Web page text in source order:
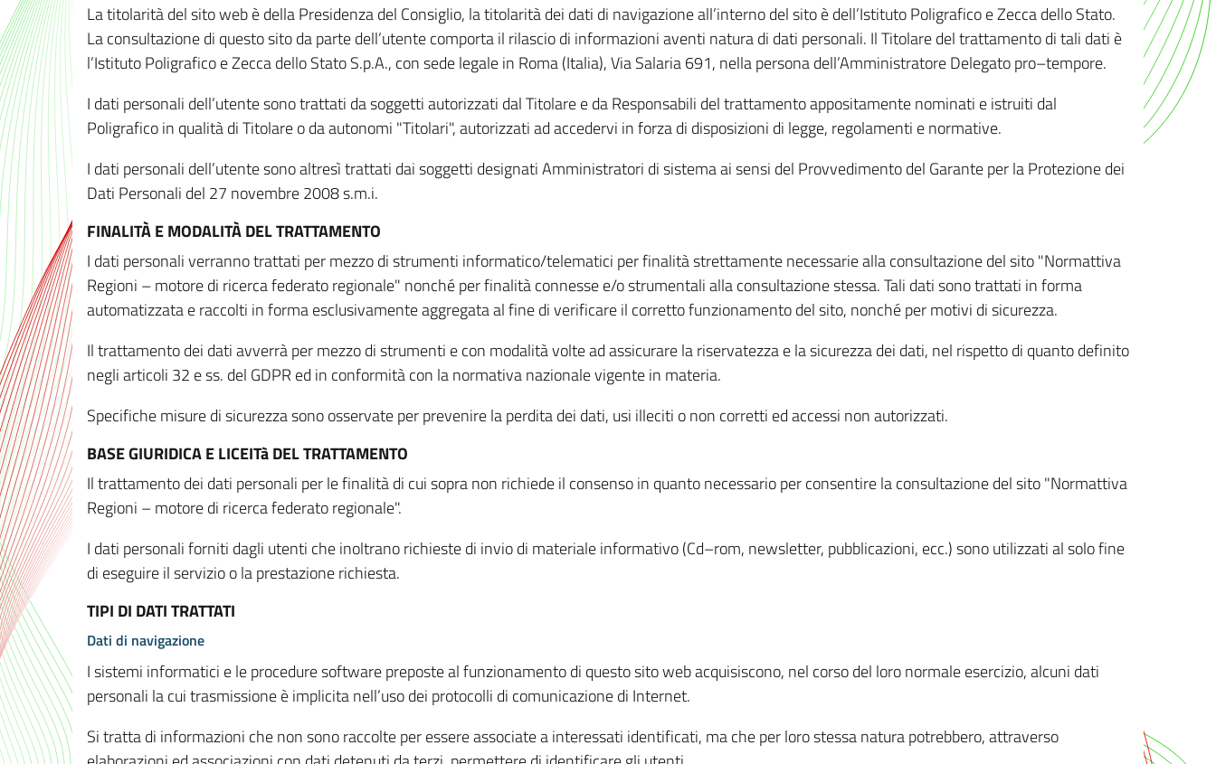
La titolarità del sito web è della Presidenza del Consiglio, la titolarità dei dati di navigazione all’interno del sito è dell’Istituto Poligrafico e Zecca dello Stato.
La consultazione di questo sito da parte dell’utente comporta il rilascio di informazioni aventi natura di dati personali. Il Titolare del trattamento di tali dati è
l’Istituto Poligrafico e Zecca dello Stato S.p.A., con sede legale in Roma (Italia), Via Salaria 691, nella persona dell’Amministratore Delegato pro–tempore.
I dati personali dell’utente sono trattati da soggetti autorizzati dal Titolare e da Responsabili del trattamento appositamente nominati e istruiti dal
Poligrafico in qualità di Titolare o da autonomi "Titolari", autorizzati ad accedervi in forza di disposizioni di legge, regolamenti e normative.
I dati personali dell’utente sono altresì trattati dai soggetti designati Amministratori di sistema ai sensi del Provvedimento del Garante per la Protezione dei
Dati Personali del 27 novembre 2008 s.m.i.
FINALITÀ E MODALITÀ DEL TRATTAMENTO
I dati personali verranno trattati per mezzo di strumenti informatico/telematici per finalità strettamente necessarie alla consultazione del sito "Normattiva
Regioni – motore di ricerca federato regionale" nonché per finalità connesse e/o strumentali alla consultazione stessa. Tali dati sono trattati in forma
automatizzata e raccolti in forma esclusivamente aggregata al fine di verificare il corretto funzionamento del sito, nonché per motivi di sicurezza.
Il trattamento dei dati avverrà per mezzo di strumenti e con modalità volte ad assicurare la riservatezza e la sicurezza dei dati, nel rispetto di quanto definito
negli articoli 32 e ss. del GDPR ed in conformità con la normativa nazionale vigente in materia.
Specifiche misure di sicurezza sono osservate per prevenire la perdita dei dati, usi illeciti o non corretti ed accessi non autorizzati.
BASE GIURIDICA E LICEITà DEL TRATTAMENTO
Il trattamento dei dati personali per le finalità di cui sopra non richiede il consenso in quanto necessario per consentire la consultazione del sito "Normattiva
Regioni – motore di ricerca federato regionale".
I dati personali forniti dagli utenti che inoltrano richieste di invio di materiale informativo (Cd–rom, newsletter, pubblicazioni, ecc.) sono utilizzati al solo fine
di eseguire il servizio o la prestazione richiesta.
TIPI DI DATI TRATTATI
Dati di navigazione
I sistemi informatici e le procedure software preposte al funzionamento di questo sito web acquisiscono, nel corso del loro normale esercizio, alcuni dati
personali la cui trasmissione è implicita nell’uso dei protocolli di comunicazione di Internet.
Si tratta di informazioni che non sono raccolte per essere associate a interessati identificati, ma che per loro stessa natura potrebbero, attraverso